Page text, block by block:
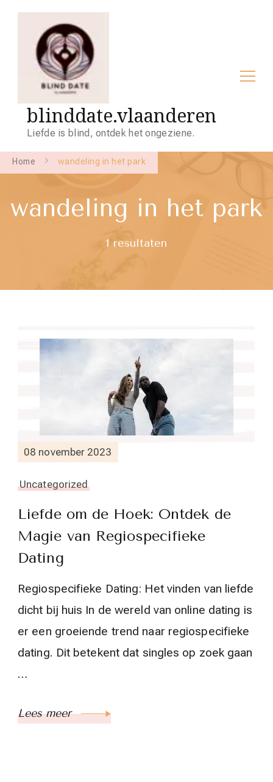
blinddate.vlaanderen
Liefde is blind, ontdek het ongeziene.
Home wandeling in het park
wandeling in het park
1 resultaten
08 november 2023
Uncategorized
Liefde om de Hoek: Ontdek de
Magie van Regiospecifieke
Dating
Regiospecifieke Dating: Het vinden van liefde
dicht bij huis In de wereld van online dating is
er een groeiende trend naar regiospecifieke
dating. Dit betekent dat singles op zoek gaan
…
Lees meer